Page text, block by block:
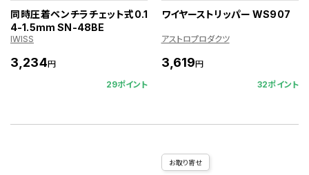
同時圧着ペンチラチェット式0.1
4-1.5mm SN-48BE
IWISS
3,234円
29ポイント
ワイヤーストリッパー WS907
アストロプロダクツ
3,619円
32ポイント
お取り寄せ